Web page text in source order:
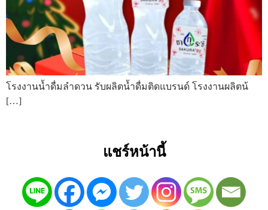
โรงงานน้ำดื่มลำดวน รับผลิตน้ำดื่มติดแบรนด์ โรงงานผลิตน้
[…]
แชร์หน้านี้